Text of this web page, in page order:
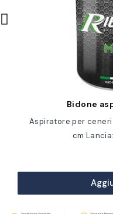
Bidone
Aspiratore per ceneri
cm